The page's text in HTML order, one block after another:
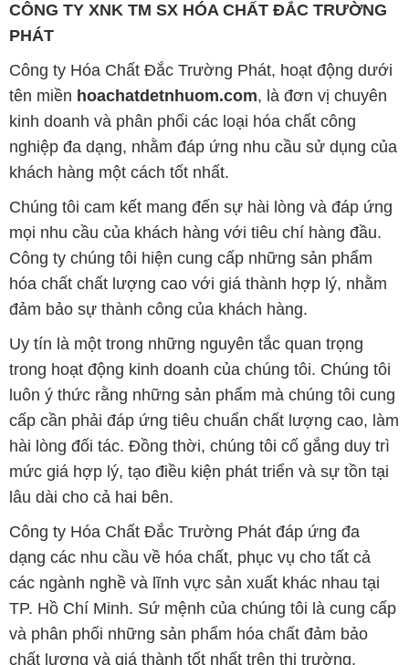
CÔNG TY XNK TM SX HÓA CHẤT ĐẮC TRƯỜNG
PHÁT
Công ty Hóa Chất Đắc Trường Phát, hoạt động dưới
tên miền hoachatdetnhuom.com, là đơn vị chuyên
kinh doanh và phân phối các loại hóa chất công
nghiệp đa dạng, nhằm đáp ứng nhu cầu sử dụng của
khách hàng một cách tốt nhất.
Chúng tôi cam kết mang đến sự hài lòng và đáp ứng
mọi nhu cầu của khách hàng với tiêu chí hàng đầu.
Công ty chúng tôi hiện cung cấp những sản phẩm
hóa chất chất lượng cao với giá thành hợp lý, nhằm
đảm bảo sự thành công của khách hàng.
Uy tín là một trong những nguyên tắc quan trọng
trong hoạt động kinh doanh của chúng tôi. Chúng tôi
luôn ý thức rằng những sản phẩm mà chúng tôi cung
cấp cần phải đáp ứng tiêu chuẩn chất lượng cao, làm
hài lòng đối tác. Đồng thời, chúng tôi cố gắng duy trì
mức giá hợp lý, tạo điều kiện phát triển và sự tồn tại
lâu dài cho cả hai bên.
Công ty Hóa Chất Đắc Trường Phát đáp ứng đa
dạng các nhu cầu về hóa chất, phục vụ cho tất cả
các ngành nghề và lĩnh vực sản xuất khác nhau tại
TP. Hồ Chí Minh. Sứ mệnh của chúng tôi là cung cấp
và phân phối những sản phẩm hóa chất đảm bảo
chất lượng và giá thành tốt nhất trên thị trường.